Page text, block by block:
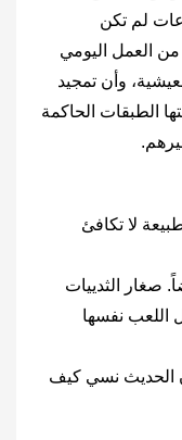
لم تكن
العمل اليومي
وأن تمجيد
الطبقات الحاكمة
لا تكافئ
صغار الثدييات
اللعب نفسها
الحديث نسي كيف